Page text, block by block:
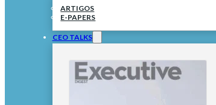
ARTIGOS
E-PAPERS
CEO TALKS